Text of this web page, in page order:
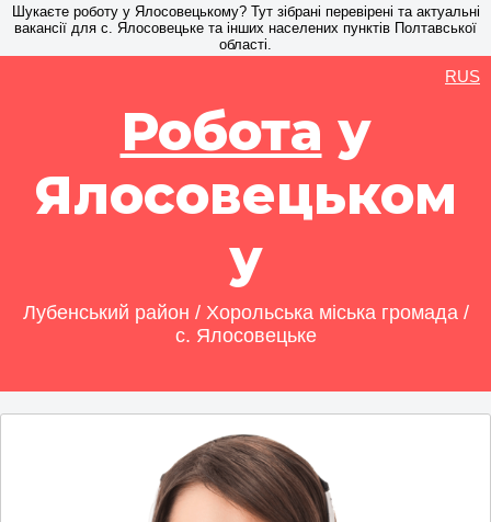
Шукаєте роботу у Ялосовецькому? Тут зібрані перевірені та актуальні
вакансії для с. Ялосовецьке та інших населених пунктів Полтавської
області.
Робота у
Ялосовецьком
у
Лубенський район / Хорольська міська громада /
с. Ялосовецьке
RUS